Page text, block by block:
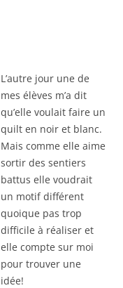
L’autre jour une de
mes élèves m’a dit
qu’elle voulait faire un
quilt en noir et blanc.
Mais comme elle aime
sortir des sentiers
battus elle voudrait
un motif différent
quoique pas trop
difficile à réaliser et
elle compte sur moi
pour trouver une
idée!